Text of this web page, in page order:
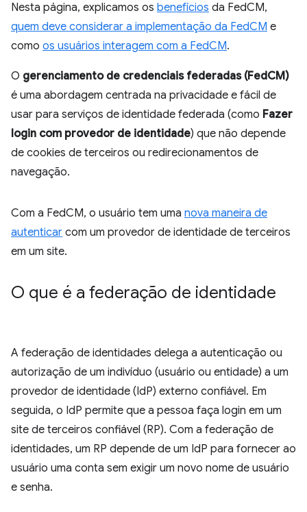
Nesta página, explicamos os benefícios da FedCM,
quem deve considerar a implementação da FedCM e
como os usuários interagem com a FedCM.
O gerenciamento de credenciais federadas (FedCM)
é uma abordagem centrada na privacidade e fácil de
usar para serviços de identidade federada (como Fazer
login com provedor de identidade) que não depende
de cookies de terceiros ou redirecionamentos de
navegação.
Com a FedCM, o usuário tem uma nova maneira de
autenticar com um provedor de identidade de terceiros
em um site.
O que é a federação de identidade
A federação de identidades delega a autenticação ou
autorização de um indivíduo (usuário ou entidade) a um
provedor de identidade (IdP) externo confiável. Em
seguida, o IdP permite que a pessoa faça login em um
site de terceiros confiável (RP). Com a federação de
identidades, um RP depende de um IdP para fornecer ao
usuário uma conta sem exigir um novo nome de usuário
e senha.